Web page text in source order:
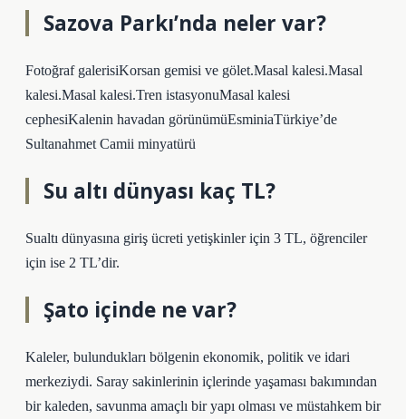
Sazova Parkı’nda neler var?
Fotoğraf galerisiKorsan gemisi ve gölet.Masal kalesi.Masal
kalesi.Masal kalesi.Tren istasyonuMasal kalesi
cephesiKalenin havadan görünümüEsminiaTürkiye’de
Sultanahmet Camii minyatürü
Su altı dünyası kaç TL?
Sualtı dünyasına giriş ücreti yetişkinler için 3 TL, öğrenciler
için ise 2 TL’dir.
Şato içinde ne var?
Kaleler, bulundukları bölgenin ekonomik, politik ve idari
merkeziydi. Saray sakinlerinin içlerinde yaşaması bakımından
bir kaleden, savunma amaçlı bir yapı olması ve müstahkem bir